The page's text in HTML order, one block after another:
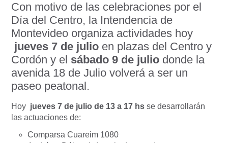
Con motivo de las celebraciones por el
Día del Centro, la Intendencia de
Montevideo organiza actividades hoy
jueves 7 de julio en plazas del Centro y
Cordón y el sábado 9 de julio donde la
avenida 18 de Julio volverá a ser un
paseo peatonal.
Hoy jueves 7 de julio de 13 a 17 hs se desarrollarán
las actuaciones de:
Comparsa Cuareim 1080